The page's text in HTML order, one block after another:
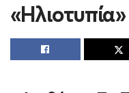
«Ηλιοτυπία»